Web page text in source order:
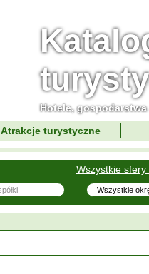
Hotele,
Atrakcje turystyczne
Wszystkie sfery